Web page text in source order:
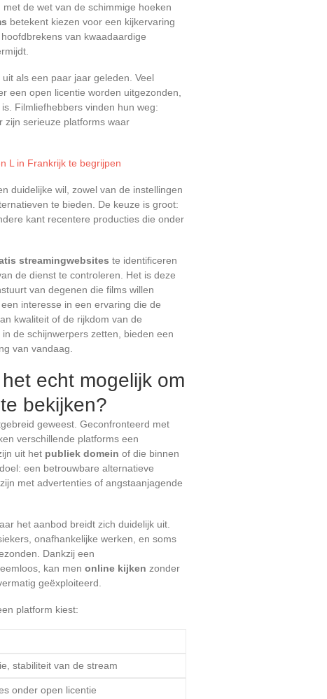
de wet van de schimmige hoeken
betekent kiezen voor een kijkervaring
van kwaadaardige
als een paar jaar geleden. Veel
een open licentie worden uitgezonden,
Filmliefhebbers vinden hun weg:
zijn serieuze platforms waar
L in Frankrijk te begrijpen
duidelijke wil, zowel van de instellingen
te bieden. De keuze is groot:
kant recentere producties die onder
streamingwebsites te identificeren
de dienst te controleren. Het is deze
van degenen die films willen
interesse in een ervaring die de
kwaliteit of de rijkdom van de
de schijnwerpers zetten, bieden een
van vandaag.
echt mogelijk om
bekijken?
geweest. Geconfronteerd met
verschillende platforms een
uit het publiek domein of die binnen
een betrouwbare alternatieve
met advertenties of angstaanjagende
het aanbod breidt zich duidelijk uit.
onafhankelijke werken, en soms
Dankzij een
kan men online kijken zonder
geëxploiteerd.
platform kiest:
stabiliteit van de stream
onder open licentie